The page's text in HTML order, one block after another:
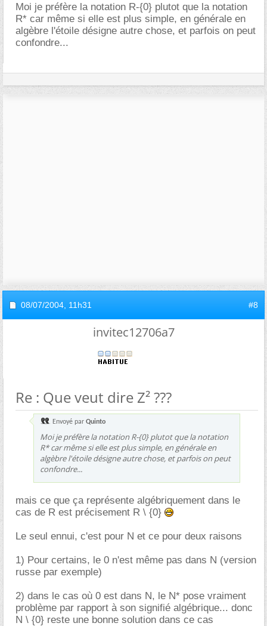
Moi je préfère la notation R-{0} plutot que la notation
R* car même si elle est plus simple, en générale en
algèbre l'étoile désigne autre chose, et parfois on peut
confondre...
08/07/2004, 11h31 #8
invitec12706a7
Re : Que veut dire Z² ???
Envoyé par Quinto
Moi je préfère la notation R-{0} plutot que la notation
R* car même si elle est plus simple, en générale en
algèbre l'étoile désigne autre chose, et parfois on peut
confondre...
mais ce que ça représente algébriquement dans le
cas de R est précisement R \ {0}
Le seul ennui, c'est pour N et ce pour deux raisons
1) Pour certains, le 0 n'est même pas dans N (version
russe par exemple)
2) dans le cas où 0 est dans N, le N* pose vraiment
problème par rapport à son signifié algébrique... donc
N \ {0} reste une bonne solution dans ce cas